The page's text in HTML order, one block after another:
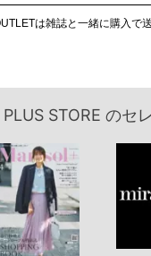
は雑誌と一緒に購入で
STORE のセ